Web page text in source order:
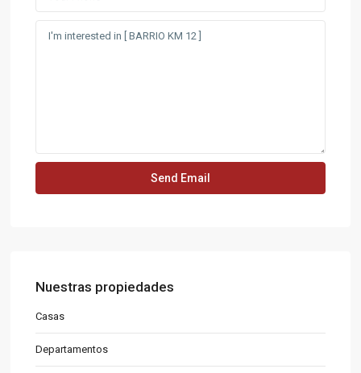
Nuestras propiedades
Casas
Departamentos